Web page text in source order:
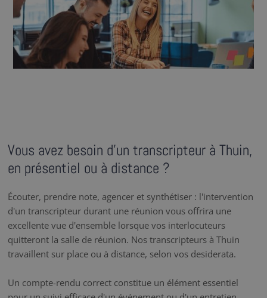
Vous avez besoin d’un transcripteur à Thuin,
en présentiel ou à distance ?
Écouter, prendre note, agencer et synthétiser : l'intervention
d'un transcripteur durant une réunion vous offrira une
excellente vue d'ensemble lorsque vos interlocuteurs
quitteront la salle de réunion. Nos transcripteurs à Thuin
travaillent sur place ou à distance, selon vos desiderata.
Un compte-rendu correct constitue un élément essentiel